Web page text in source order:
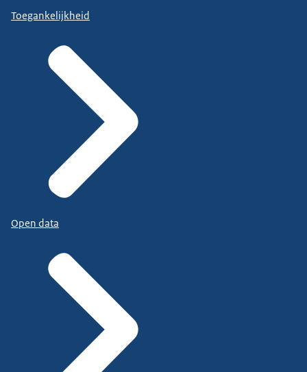
Toegankelijkheid
Open data